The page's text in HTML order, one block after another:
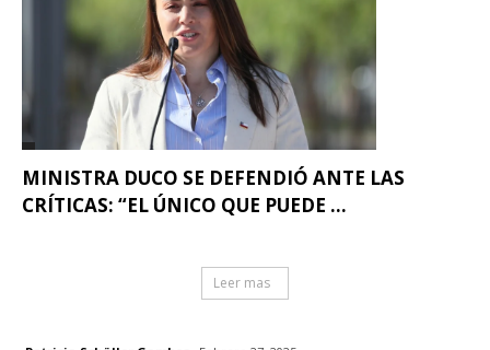
MINISTRA DUCO SE DEFENDIÓ ANTE LAS
CRÍTICAS: “EL ÚNICO QUE PUEDE ...
Leer mas